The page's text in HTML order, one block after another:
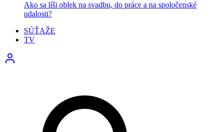
Ako sa líši oblek na svadbu, do práce a na spoločenské
udalosti?
SÚŤAŽE
TV